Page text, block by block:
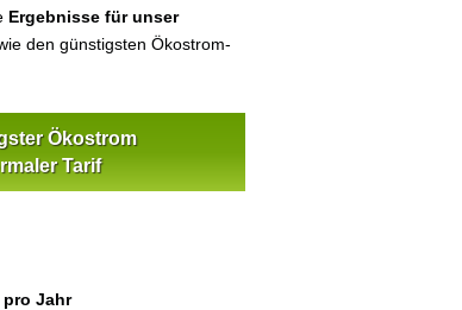
Ergebnisse für unser
den günstigsten Ökostrom-
Ökostrom
Tarif
pro Jahr